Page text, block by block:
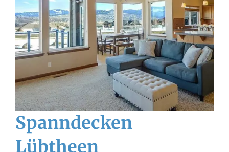
Spanndecken
Lübtheen